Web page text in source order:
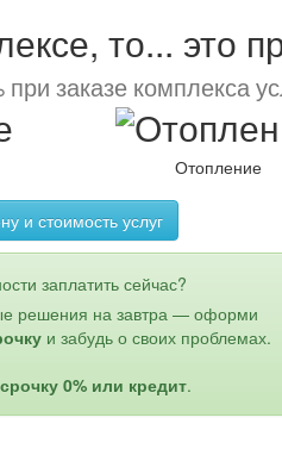
то... это
заказе комплекса
Отопление
и стоимость услуг
заплатить сейчас?
решения на завтра — оформи
и забудь о своих проблемах.
0% или кредит.